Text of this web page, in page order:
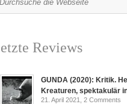
Reviews
GUNDA (2020): Kritik.
Kreaturen, spektakulär
21. April 2021, 2 Comments